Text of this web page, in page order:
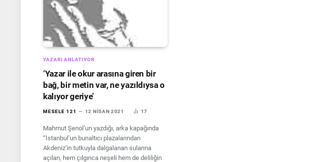
YAZARI ANLATIYOR
‘Yazar ile okur arasına giren bir
bağ, bir metin var, ne yazıldıysa o
kalıyor geriye’
MESELE 121 12 NISAN 2021 17
Mahmut Şenol’un yazdığı, arka kapağında
“İstanbul’un bunaltıcı plazalarından
Akdeniz’in tutkuyla dalgalanan sularına
açılan, hem çılgınca neşeli hem de deliliğin